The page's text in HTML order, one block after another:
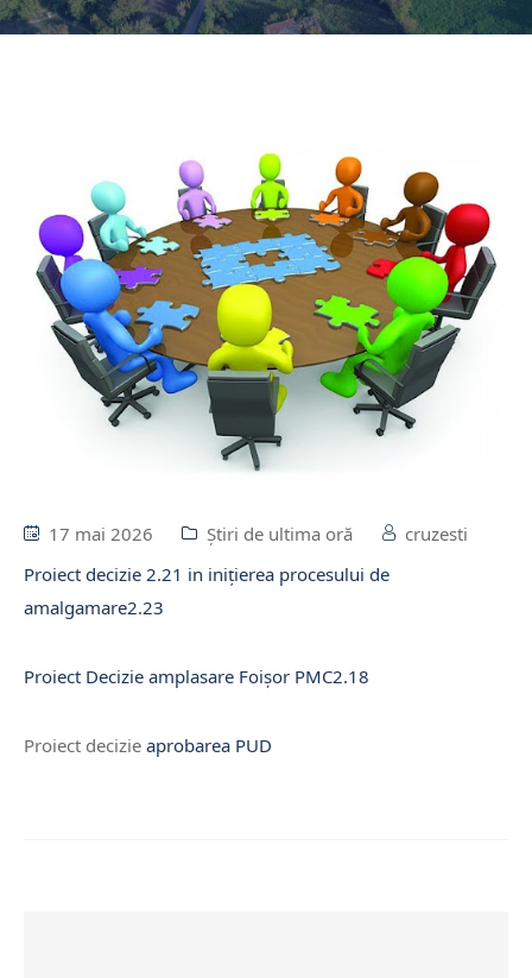
17 mai 2026 Știri de ultima oră
cruzesti
Proiect decizie 2.21 in inițierea procesului de
amalgamare2.23
Proiect Decizie amplasare Foișor PMC2.18
Proiect decizie aprobarea PUD